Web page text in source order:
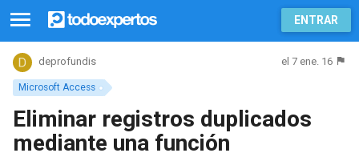
ENTRAR
Microsoft Access
deprofundis el 7 ene. 16
Eliminar registros duplicados
mediante una función